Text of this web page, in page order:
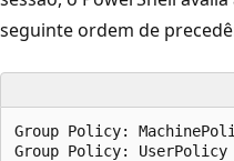
seguinte ordem de
Group Policy:
Group Policy: UserPolicy